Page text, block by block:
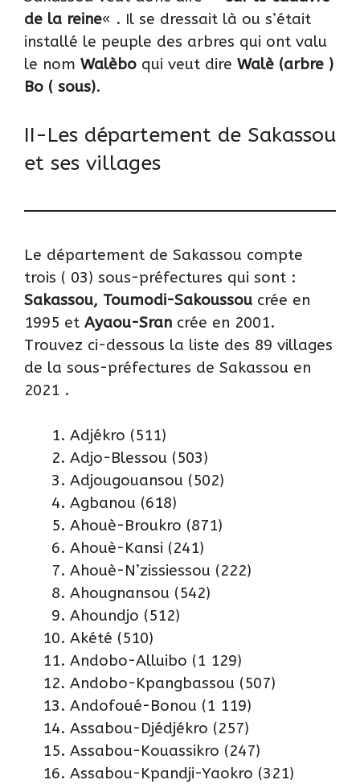
de la reine« . Il se dressait là ou s’était
installé le peuple des arbres qui ont valu
le nom Walèbo qui veut dire Walè (arbre )
Bo ( sous).
II-Les département de Sakassou
et ses villages
Le département de Sakassou compte
trois ( 03) sous-préfectures qui sont :
Sakassou, Toumodi-Sakoussou crée en
1995 et Ayaou-Sran crée en 2001.
Trouvez ci-dessous la liste des 89 villages
de la sous-préfectures de Sakassou en
2021 .
Adjékro (511)
Adjo-Blessou (503)
Adjougouansou (502)
Agbanou (618)
Ahouè-Broukro (871)
Ahouè-Kansi (241)
Ahouè-N’zissiessou (222)
Ahougnansou (542)
Ahoundjo (512)
Akété (510)
Andobo-Alluibo (1 129)
Andobo-Kpangbassou (507)
Andofoué-Bonou (1 119)
Assabou-Djédjékro (257)
Assabou-Kouassikro (247)
Assabou-Kpandji-Yaokro (321)